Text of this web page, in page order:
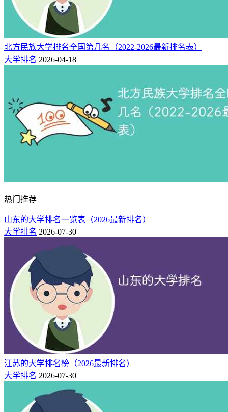
北方民族大学排名全国第几名（2022-2026最新排名表）
大学排名 2026-04-18
热门推荐
山东的大学排名一览表（2026最新排名）
大学排名 2026-07-30
江苏的大学排名榜（2026最新排名）
大学排名 2026-07-30